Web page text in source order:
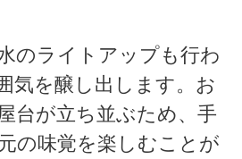
のライトアップも行わ
気を醸し出します。お
台が立ち並ぶため、手
の味覚を楽しむことが